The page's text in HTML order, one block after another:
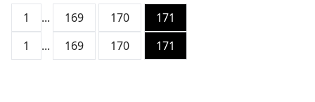
1 ... 169 170
171
1
... 169 170 171